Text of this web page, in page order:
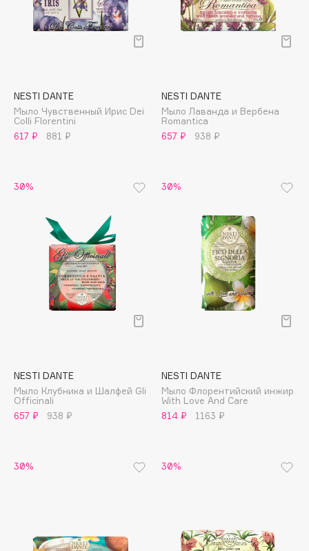
BLOME
Boadicea The Victorious
BORK
Brunello Cucinelli
Byredo
Cadence
Capelli Dorati
Carbon Theory
Cettua
Chupa Chups
Clarins
Club De Nuit
NESTI DANTE
Мыло Чувственный Ирис Dei
Colli Florentini
617 ₽
881 ₽
NESTI DANTE
Мыло Лаванда и Вербена
Romantica
657 ₽
938 ₽
30%
NESTI DANTE
Мыло Клубника и Шалфей Gli
Officinali
657 ₽
938 ₽
30%
NESTI DANTE
Мыло Флорентийский инжир
With Love And Care
814 ₽
1163 ₽
30% 30%